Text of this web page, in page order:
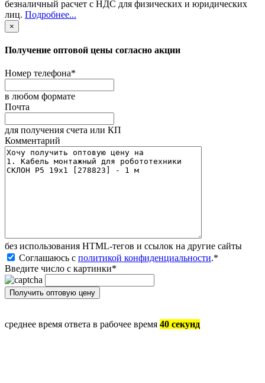
безналичный расчет с НДС для физических и юридических
лиц. Подробнее...
×
Получение оптовой цены согласно акции
Номер телефона*
в любом формате
Почта
для получения счета или КП
Комментарий
без иcпользования HTML-тегов и ссылок на другие сайты
Соглашаюсь с политикой конфиденциальности.*
Введите число с картинки*
среднее время ответа в рабочее время 40 секунд